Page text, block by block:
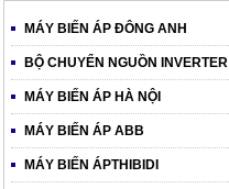
MÁY BIẾN ÁP ĐÔNG ANH
BỘ CHUYỂN NGUỒN INVERTER
MÁY BIẾN ÁP HÀ NỘI
MÁY BIẾN ÁP ABB
MÁY BIẾN ÁPTHIBIDI